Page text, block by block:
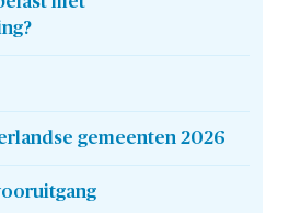
gemeenten 2026